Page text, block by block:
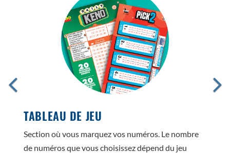
TABLEAU DE JEU
Section où vous marquez vos numéros. Le nombre
de numéros que vous choisissez dépend du jeu